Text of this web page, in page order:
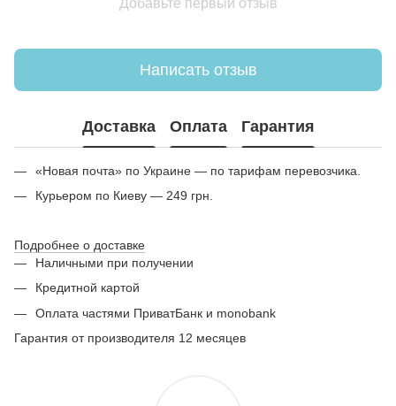
Добавьте первый отзыв
Написать отзыв
Доставка Оплата Гарантия
«Новая почта» по Украине — по тарифам перевозчика.
Курьером по Киеву — 249 грн.
Подробнее о доставке
Наличными при получении
Кредитной картой
Оплата частями ПриватБанк и monobank
Гарантия от производителя 12 месяцев